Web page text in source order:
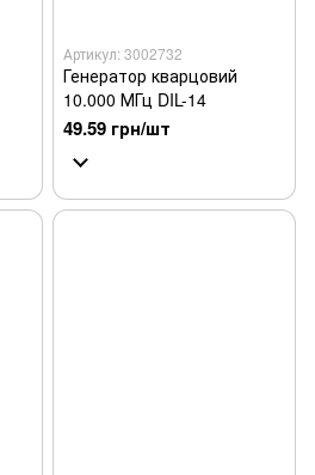
Артикул: 3002732
Генератор кварцовий
10.000 МГц DIL-14
49.59 грн/шт